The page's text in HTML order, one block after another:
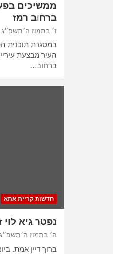
ממשיכים
ברחוב רמז
ז׳ בתמוז ה׳תשפ״ג
במסגרת תוכנית
העיר מבצעת
ברחוב…
חדשות קריית אתא
נפטר גיא
ה׳ בתמוז ה׳תשפ״ג
ברוך דיין אמת.